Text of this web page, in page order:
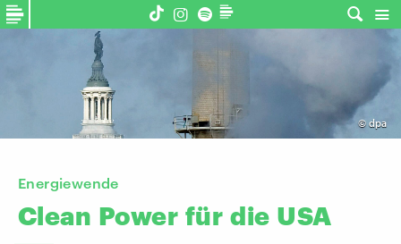
© dpa
Energiewende
Clean Power für die USA